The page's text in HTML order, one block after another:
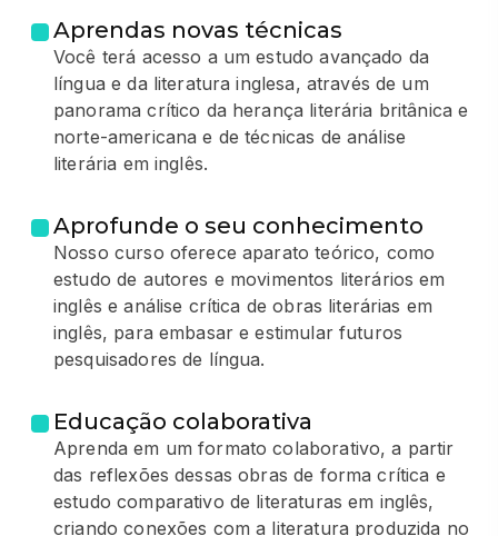
Aprendas novas técnicas
Você terá acesso a um estudo avançado da
língua e da literatura inglesa, através de um
panorama crítico da herança literária britânica e
norte-americana e de técnicas de análise
literária em inglês.
Aprofunde o seu conhecimento
Nosso curso oferece aparato teórico, como
estudo de autores e movimentos literários em
inglês e análise crítica de obras literárias em
inglês, para embasar e estimular futuros
pesquisadores de língua.
Educação colaborativa
Aprenda em um formato colaborativo, a partir
das reflexões dessas obras de forma crítica e
estudo comparativo de literaturas em inglês,
criando conexões com a literatura produzida no